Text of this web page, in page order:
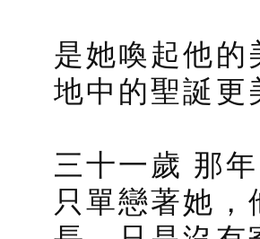
是她喚起他
地中的聖誕更
三十一歲 那
只單戀著她